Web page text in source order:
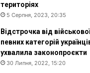
територіях
5 Серпня, 2023, 20:35
Відстрочка від
певних категорій
ухвалила законопроєкти
30 Липня, 2022, 15:20